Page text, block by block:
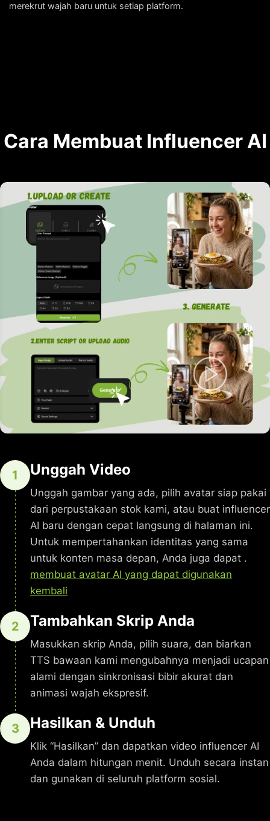
merekrut wajah baru untuk setiap platform.
Cara Membuat Influencer AI
1 Unggah Video
Unggah gambar yang ada, pilih avatar siap pakai
dari perpustakaan stok kami, atau buat influencer
AI baru dengan cepat langsung di halaman ini.
Untuk mempertahankan identitas yang sama
untuk konten masa depan, Anda juga dapat .
membuat avatar AI yang dapat digunakan
kembali
2 Tambahkan Skrip Anda
Masukkan skrip Anda, pilih suara, dan biarkan
TTS bawaan kami mengubahnya menjadi ucapan
alami dengan sinkronisasi bibir akurat dan
animasi wajah ekspresif.
3 Hasilkan & Unduh
Klik “Hasilkan” dan dapatkan video influencer AI
Anda dalam hitungan menit. Unduh secara instan
dan gunakan di seluruh platform sosial.